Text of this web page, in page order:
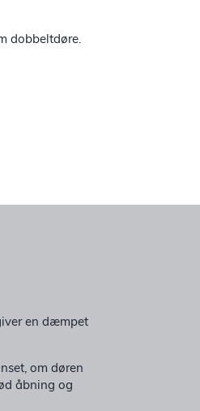
dobbeltdøre.
en dæmpet
om døren
åbning og